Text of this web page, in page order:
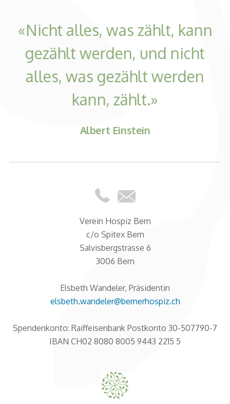
Nicht alles, was zählt, kann
gezählt werden, und nicht
alles, was gezählt werden
kann, zählt.
Albert Einstein
Verein Hospiz Bern
c/o Spitex Bern
Salvisbergstrasse 6
3006 Bern
Elsbeth Wandeler, Präsidentin
elsbeth.wandeler@bernerhospiz.ch
Spendenkonto: Raiffeisenbank Postkonto 30-507790-7
IBAN CH02 8080 8005 9443 2215 5